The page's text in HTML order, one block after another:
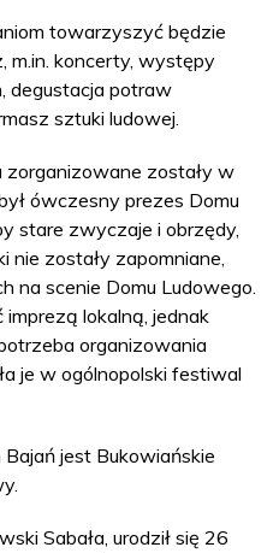
towarzyszyć będzie
m.in. koncerty, występy
degustacja potraw
sztuki ludowej.
zorganizowane zostały w
ówczesny prezes Domu
stare zwyczaje i obrzędy,
nie zostały zapomniane,
na scenie Domu Ludowego.
imprezą lokalną, jednak
organizowania
je w ogólnopolski festiwal
jest Bukowiańskie
Sabała, urodził się 26